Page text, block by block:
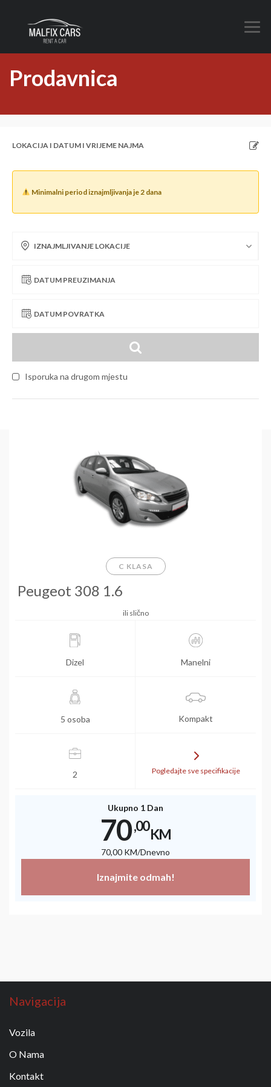
Prodavnica
C KLASA
Peugeot 308 1.6
ili slično
Dizel Manelni
5 osoba Kompakt
2 Pogledajte sve specifikacije
Ukupno 1 Dan
70,00KM
70,00 KM/Dnevno
Iznajmite odmah!
LOKACIJA I DATUM I VRIJEME NAJMA
Minimalni period iznajmljivanja je 2 dana
IZNAJMLJIVANJE LOKACIJE
DATUM PREUZIMANJA
DATUM POVRATKA
Isporuka na drugom mjestu
Navigacija
Vozila
O Nama
Kontakt